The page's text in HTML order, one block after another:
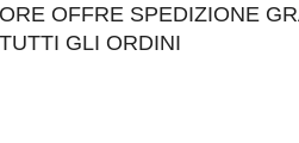
OFFRE SPEDIZIONE
GLI ORDINI